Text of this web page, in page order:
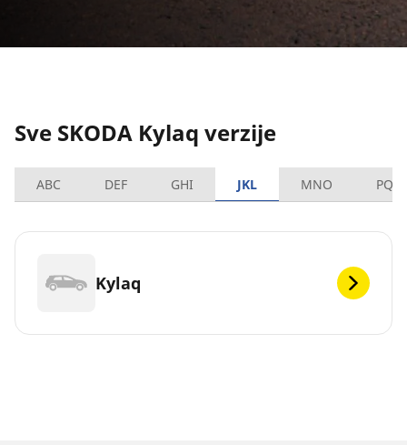
Sve SKODA Kylaq verzije
ABC DEF GHI JKL MNO
Kylaq